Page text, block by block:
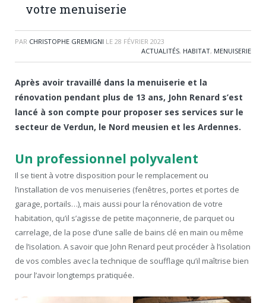
votre menuiserie
PAR CHRISTOPHE GREMIGNI LE 28 FÉVRIER 2023
ACTUALITÉS, HABITAT, MENUISERIE
Après avoir travaillé dans la menuiserie et la
rénovation pendant plus de 13 ans, John Renard s’est
lancé à son compte pour proposer ses services sur le
secteur de Verdun, le Nord meusien et les Ardennes.
Un professionnel polyvalent
Il se tient à votre disposition pour le remplacement ou
l’installation de vos menuiseries (fenêtres, portes et portes de
garage, portails…), mais aussi pour la rénovation de votre
habitation, qu’il s’agisse de petite maçonnerie, de parquet ou
carrelage, de la pose d’une salle de bains clé en main ou même
de l’isolation. A savoir que John Renard peut procéder à l’isolation
de vos combles avec la technique de soufflage qu’il maîtrise bien
pour l’avoir longtemps pratiquée.